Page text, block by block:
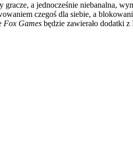
a jednocześnie niebanalna,
czegoś dla siebie, a
Fox Games będzie zawierało dodatki